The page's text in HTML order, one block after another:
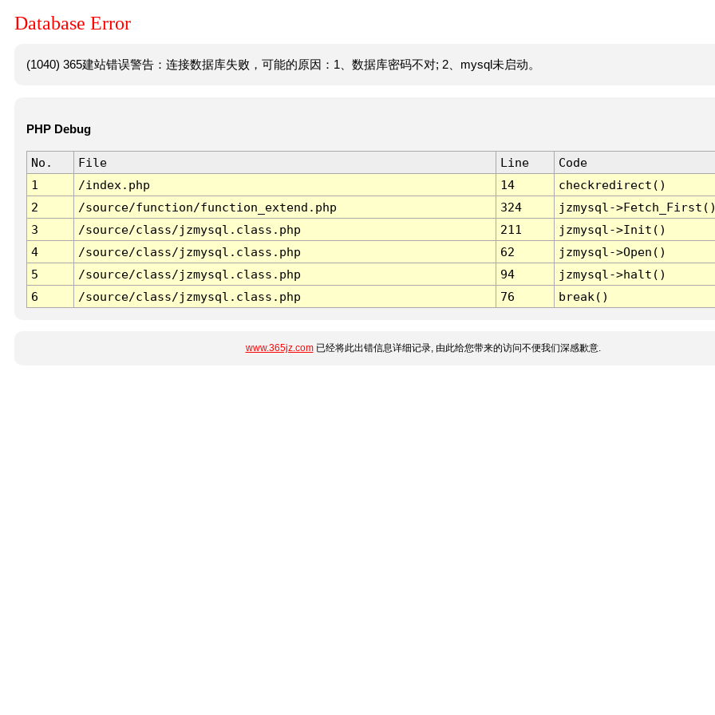
Database Error
(1040) 365建站错误警告：连接数据库失败，可能的原因：1、数据库密码不对; 2、mysql未启动。
PHP Debug
No. File Line
Code
1
/index.php 14
checkredirect()
2
/source/function/function_extend.php 324
jzmysql-
3
/source/class/jzmysql.class.php 211
jzmysql->Init()
4
/source/class/jzmysql.class.php 62
jzmysql->Open()
5
/source/class/jzmysql.class.php 94
jzmysql->halt()
6
/source/class/jzmysql.class.php 76 break()
www.365jz.com已经将此出错信息详细记录, 由此给您带来的访问不便我们深感歉意.